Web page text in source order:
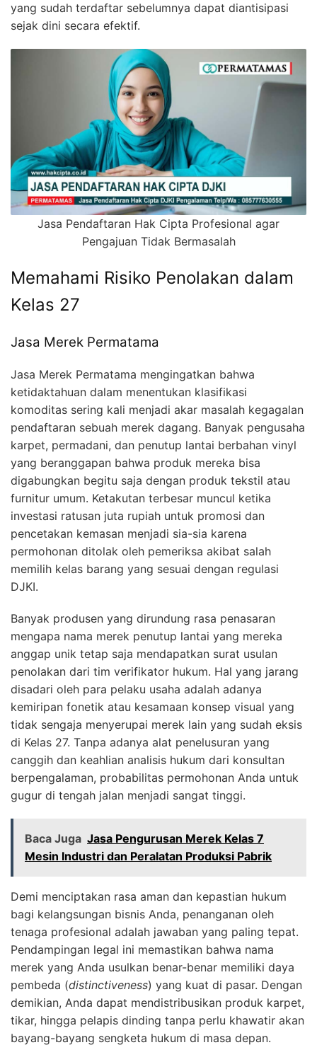
yang sudah terdaftar sebelumnya dapat diantisipasi
sejak dini secara efektif.
Jasa Pendaftaran Hak Cipta Profesional agar
Pengajuan Tidak Bermasalah
Memahami Risiko Penolakan dalam
Kelas 27
Jasa Merek Permatama
Jasa Merek Permatama mengingatkan bahwa
ketidaktahuan dalam menentukan klasifikasi
komoditas sering kali menjadi akar masalah kegagalan
pendaftaran sebuah merek dagang. Banyak pengusaha
karpet, permadani, dan penutup lantai berbahan vinyl
yang beranggapan bahwa produk mereka bisa
digabungkan begitu saja dengan produk tekstil atau
furnitur umum. Ketakutan terbesar muncul ketika
investasi ratusan juta rupiah untuk promosi dan
pencetakan kemasan menjadi sia-sia karena
permohonan ditolak oleh pemeriksa akibat salah
memilih kelas barang yang sesuai dengan regulasi
DJKI.
Banyak produsen yang dirundung rasa penasaran
mengapa nama merek penutup lantai yang mereka
anggap unik tetap saja mendapatkan surat usulan
penolakan dari tim verifikator hukum. Hal yang jarang
disadari oleh para pelaku usaha adalah adanya
kemiripan fonetik atau kesamaan konsep visual yang
tidak sengaja menyerupai merek lain yang sudah eksis
di Kelas 27. Tanpa adanya alat penelusuran yang
canggih dan keahlian analisis hukum dari konsultan
berpengalaman, probabilitas permohonan Anda untuk
gugur di tengah jalan menjadi sangat tinggi.
Baca Juga Jasa Pengurusan Merek Kelas 7
Mesin Industri dan Peralatan Produksi Pabrik
Demi menciptakan rasa aman dan kepastian hukum
bagi kelangsungan bisnis Anda, penanganan oleh
tenaga profesional adalah jawaban yang paling tepat.
Pendampingan legal ini memastikan bahwa nama
merek yang Anda usulkan benar-benar memiliki daya
pembeda (distinctiveness) yang kuat di pasar. Dengan
demikian, Anda dapat mendistribusikan produk karpet,
tikar, hingga pelapis dinding tanpa perlu khawatir akan
bayang-bayang sengketa hukum di masa depan.